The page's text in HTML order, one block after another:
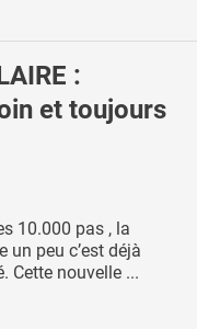
:
et toujours
10.000 pas , la
un peu c’est déjà
Cette nouvelle ...